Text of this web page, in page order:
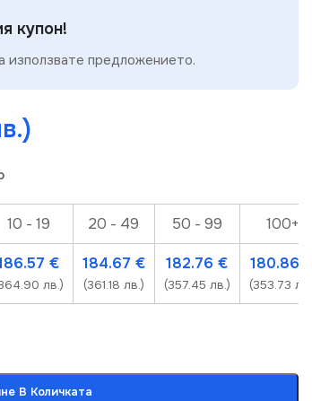
купон!
използвате предложението.
10 - 19 20 - 49 50 - 99 100+
€
лв.)
184.67 €
(361.18 лв.)
182.76€
(357.45 лв.)
180.86
(353.73
В Количката